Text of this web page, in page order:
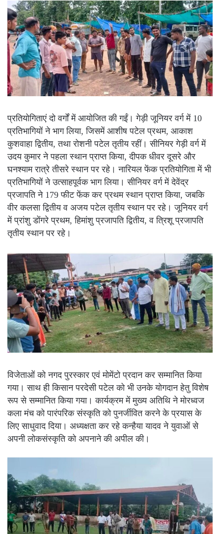
प्रतियोगिताएं दो वर्गों में आयोजित की गईं। गेड़ी जूनियर वर्ग में 10
प्रतिभागियों ने भाग लिया, जिसमें आशीष पटेल प्रथम, आकाश
कुशवाहा द्वितीय, तथा रोशनी पटेल तृतीय रहीं। सीनियर गेड़ी वर्ग में
उदय कुमार ने पहला स्थान प्राप्त किया, दीपक धीवर दूसरे और
घनश्याम रात्रे तीसरे स्थान पर रहे। नारियल फेंक प्रतियोगिता में भी
प्रतिभागियों ने उत्साहपूर्वक भाग लिया। सीनियर वर्ग में देवेंद्र
प्रजापति ने 179 फीट फेंक कर प्रथम स्थान प्राप्त किया, जबकि
वीर कलसा द्वितीय व अजय पटेल तृतीय स्थान पर रहे। जूनियर वर्ग
में प्रांशु डोंगरे प्रथम, हिमांशु प्रजापति द्वितीय, व त्रिशू प्रजापति
तृतीय स्थान पर रहे।
विजेताओं को नगद पुरस्कार एवं मोमेंटो प्रदान कर सम्मानित किया
गया। साथ ही किसान परदेसी पटेल को भी उनके योगदान हेतु विशेष
रूप से सम्मानित किया गया। कार्यक्रम में मुख्य अतिथि ने मोरध्वज
कला मंच को पारंपरिक संस्कृति को पुनर्जीवित करने के प्रयास के
लिए साधुवाद दिया। अध्यक्षता कर रहे कन्हैया यादव ने युवाओं से
अपनी लोकसंस्कृति को अपनाने की अपील की।